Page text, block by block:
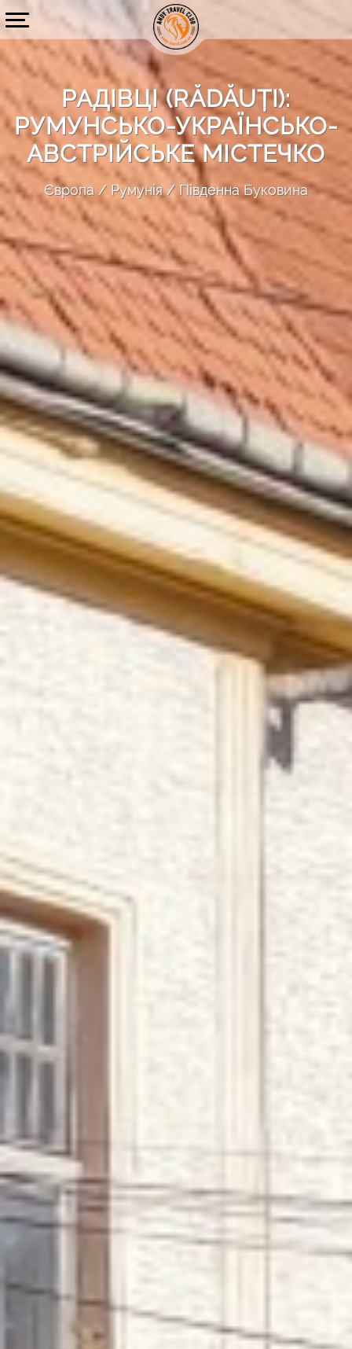
РАДІВЦІ (RĂDĂUȚI):
РУМУНСЬКО-УКРАЇНСЬКО-
АВСТРІЙСЬКЕ МІСТЕЧКО
Європа Румунія Південна Буковина